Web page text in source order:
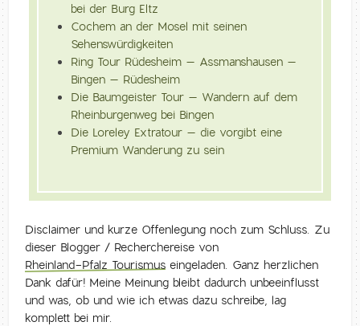
bei der Burg Eltz
Cochem an der Mosel mit seinen
Sehenswürdigkeiten
Ring Tour Rüdesheim – Assmanshausen –
Bingen – Rüdesheim
Die Baumgeister Tour – Wandern auf dem
Rheinburgenweg bei Bingen
Die Loreley Extratour – die vorgibt eine
Premium Wanderung zu sein
Disclaimer und kurze Offenlegung noch zum Schluss. Zu
dieser Blogger / Recherchereise von
Rheinland-Pfalz Tourismus eingeladen. Ganz herzlichen
Dank dafür! Meine Meinung bleibt dadurch unbeeinflusst
und was, ob und wie ich etwas dazu schreibe, lag
komplett bei mir.